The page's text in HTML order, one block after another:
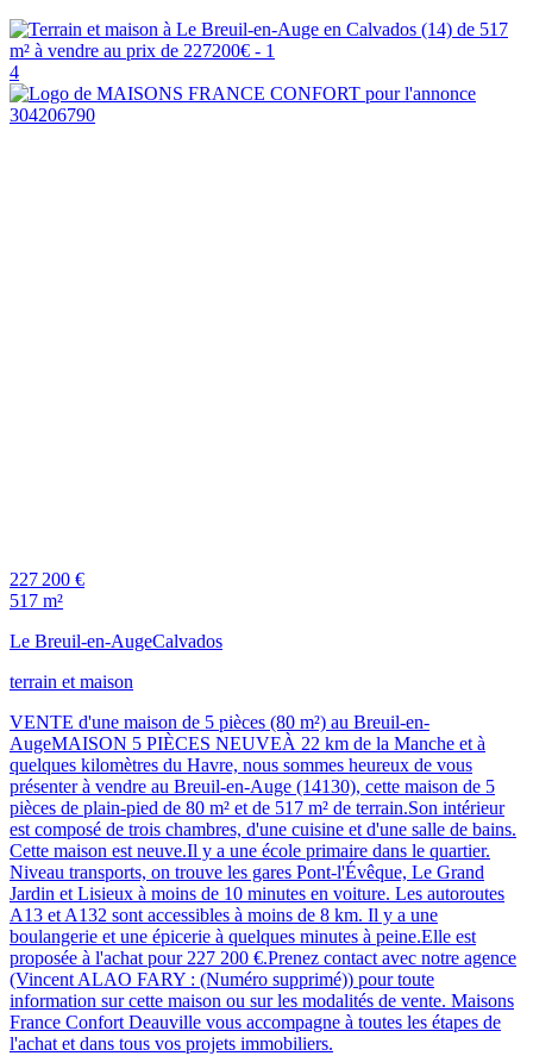
4
227 200 €
517 m²
Le Breuil-en-AugeCalvados
terrain et maison
VENTE d'une maison de 5 pièces (80 m²) au Breuil-en-
AugeMAISON 5 PIÈCES NEUVEÀ 22 km de la Manche et à
quelques kilomètres du Havre, nous sommes heureux de vous
présenter à vendre au Breuil-en-Auge (14130), cette maison de 5
pièces de plain-pied de 80 m² et de 517 m² de terrain.Son intérieur
est composé de trois chambres, d'une cuisine et d'une salle de bains.
Cette maison est neuve.Il y a une école primaire dans le quartier.
Niveau transports, on trouve les gares Pont-l'Évêque, Le Grand
Jardin et Lisieux à moins de 10 minutes en voiture. Les autoroutes
A13 et A132 sont accessibles à moins de 8 km. Il y a une
boulangerie et une épicerie à quelques minutes à peine.Elle est
proposée à l'achat pour 227 200 €.Prenez contact avec notre agence
(Vincent ALAO FARY : (Numéro supprimé)) pour toute
information sur cette maison ou sur les modalités de vente. Maisons
France Confort Deauville vous accompagne à toutes les étapes de
l'achat et dans tous vos projets immobiliers.